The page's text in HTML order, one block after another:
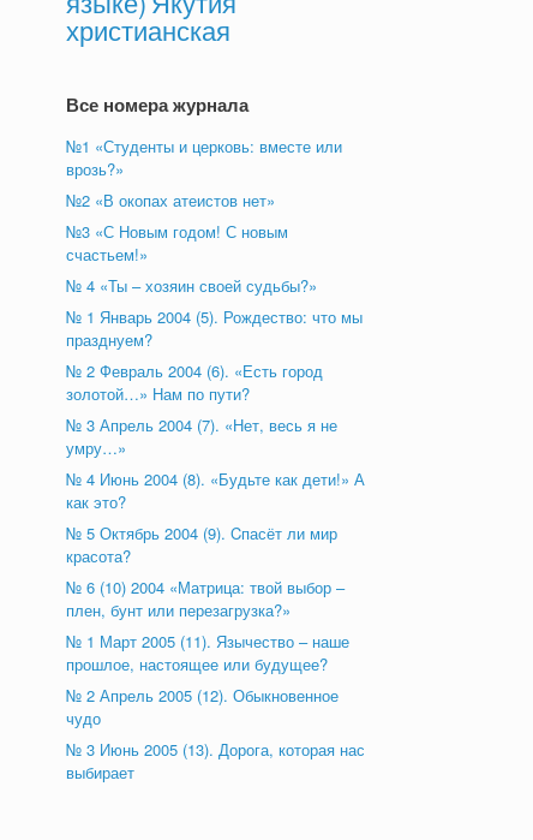
христианская
Все номера журнала
№1 «Студенты и церковь: вместе или
врозь?»
№2 «В окопах атеистов нет»
№3 «С Новым годом! С новым
счастьем!»
№ 4 «Ты – хозяин своей судьбы?»
№ 1 Январь 2004 (5). Рождество: что мы
празднуем?
№ 2 Февраль 2004 (6). «Есть город
золотой…» Нам по пути?
№ 3 Апрель 2004 (7). «Нет, весь я не
умру…»
№ 4 Июнь 2004 (8). «Будьте как дети!» А
как это?
№ 5 Октябрь 2004 (9). Cпасёт ли мир
красота?
№ 6 (10) 2004 «Матрица: твой выбор –
плен, бунт или перезагрузка?»
№ 1 Март 2005 (11). Язычество – наше
прошлое, настоящее или будущее?
№ 2 Апрель 2005 (12). Обыкновенное
чудо
№ 3 Июнь 2005 (13). Дорога, которая нас
выбирает